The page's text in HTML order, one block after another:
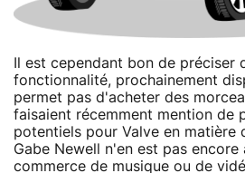
Il est cependant bon de préciser
fonctionnalité, prochainement
permet pas d'acheter des
faisaient récemment mention de
potentiels pour Valve en matière
Gabe Newell n'en est pas
commerce de musique ou de